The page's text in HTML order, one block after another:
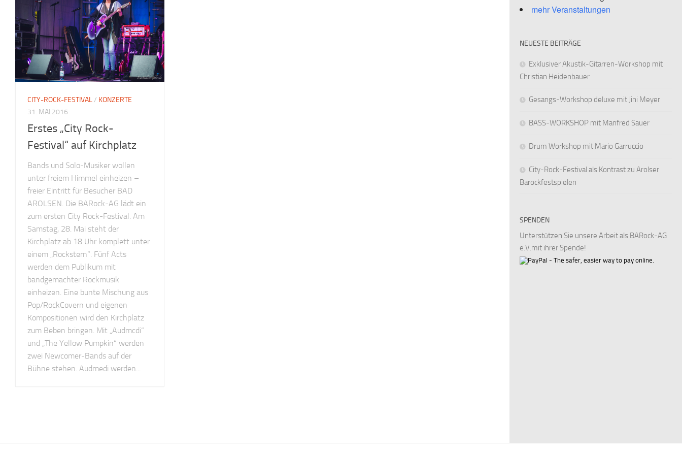
CITY-ROCK-FESTIVAL/ KONZERTE
31. MAI 2016
Erstes „City Rock-
Festival“ auf Kirchplatz
Bands und Solo-Musiker wollen
unter freiem Himmel einheizen –
freier Eintritt für Besucher BAD
AROLSEN. Die BARock-AG lädt ein
zum ersten City Rock-Festival. Am
Samstag, 28. Mai steht der
Kirchplatz ab 18 Uhr komplett unter
einem „Rockstern“. Fünf Acts
werden dem Publikum mit
bandgemachter Rockmusik
einheizen. Eine bunte Mischung aus
Pop/RockCovern und eigenen
Kompositionen wird den Kirchplatz
zum Beben bringen. Mit „Audmcdi“
und „The Yellow Pumpkin“ werden
zwei Newcomer-Bands auf der
Bühne stehen. Audmedi werden...
mehr Veranstaltungen
NEUESTE BEITRÄGE
Exklusiver Akustik-Gitarren-Workshop mit
Christian Heidenbauer
Gesangs-Workshop deluxe mit Jini Meyer
BASS-WORKSHOP mit Manfred Sauer
Drum Workshop mit Mario Garruccio
City-Rock-Festival als Kontrast zu Arolser
Barockfestspielen
SPENDEN
Unterstützen Sie unsere Arbeit als BARock-AG
e.V.mit ihrer Spende!